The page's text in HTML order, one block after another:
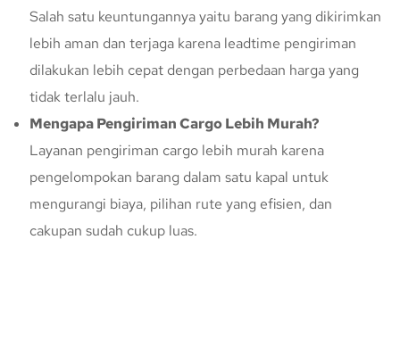
Salah satu keuntungannya yaitu barang yang dikirimkan
lebih aman dan terjaga karena leadtime pengiriman
dilakukan lebih cepat dengan perbedaan harga yang
tidak terlalu jauh.
Mengapa Pengiriman Cargo Lebih Murah?
Layanan pengiriman cargo lebih murah karena
pengelompokan barang dalam satu kapal untuk
mengurangi biaya, pilihan rute yang efisien, dan
cakupan sudah cukup luas.